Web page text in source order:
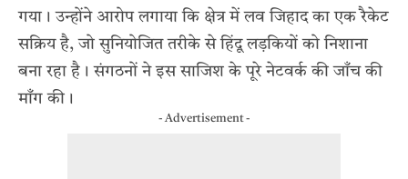
गया। उन्होंने आरोप लगाया कि क्षेत्र में लव जिहाद का एक रैकेट
सक्रिय है, जो सुनियोजित तरीके से हिंदू लड़कियों को निशाना
बना रहा है। संगठनों ने इस साजिश के पूरे नेटवर्क की जाँच की
माँग की।
- Advertisement -